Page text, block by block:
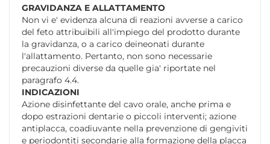
GRAVIDANZA E ALLATTAMENTO
Non vi e' evidenza alcuna di reazioni avverse a carico
del feto attribuibili all'impiego del prodotto durante
la gravidanza, o a carico deineonati durante
l'allattamento. Pertanto, non sono necessarie
precauzioni diverse da quelle gia' riportate nel
paragrafo 4.4.
INDICAZIONI
Azione disinfettante del cavo orale, anche prima e
dopo estrazioni dentarie o piccoli interventi; azione
antiplacca, coadiuvante nella prevenzione di gengiviti
e periodontiti secondarie alla formazione della placca